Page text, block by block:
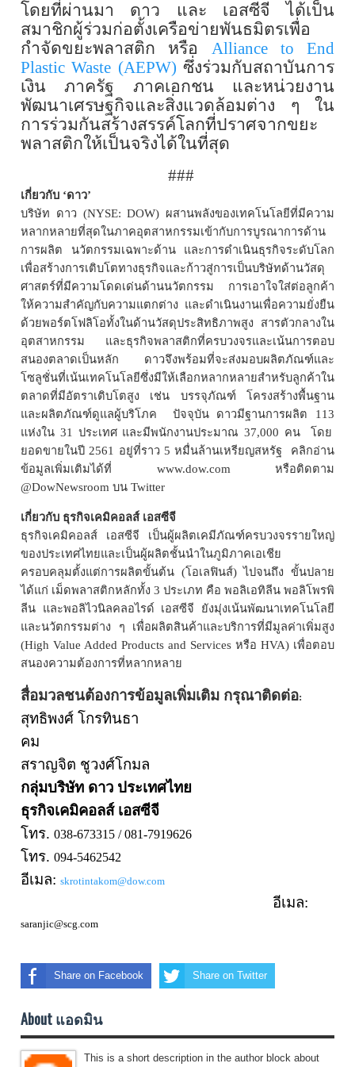
โดยที่ผ่านมา ดาว และ เอสซีจี ได้เป็น
สมาชิกผู้ร่วมก่อตั้งเครือข่ายพันธมิตรเพื่อ
กำจัดขยะพลาสติก หรือ Alliance to End
Plastic Waste (AEPW) ซึ่งร่วมกับสถาบันการ
เงิน ภาครัฐ ภาคเอกชน และหน่วยงาน
พัฒนาเศรษฐกิจและสิ่งแวดล้อมต่าง ๆ ใน
การร่วมกันสร้างสรรค์โลกที่ปราศจากขยะ
พลาสติกให้เป็นจริงได้ในที่สุด
###
เกี่ยวกับ ‘ดาว’
บริษัท ดาว (NYSE: DOW) ผสานพลังของเทคโนโลยีที่มีความ
หลากหลายที่สุดในภาคอุตสาหกรรมเข้ากับการบูรณาการด้าน
การผลิต นวัตกรรมเฉพาะด้าน และการดำเนินธุรกิจระดับโลก
เพื่อสร้างการเติบโตทางธุรกิจและก้าวสู่การเป็นบริษัทด้านวัสดุ
ศาสตร์ที่มีความโดดเด่นด้านนวัตกรรม การเอาใจใส่ต่อลูกค้า
ให้ความสำคัญกับความแตกต่าง และดำเนินงานเพื่อความยั่งยืน
ด้วยพอร์ตโฟลิโอทั้งในด้านวัสดุประสิทธิภาพสูง สารตัวกลางใน
อุตสาหกรรม และธุรกิจพลาสติกที่ครบวงจรและเน้นการตอบ
สนองตลาดเป็นหลัก ดาวจึงพร้อมที่จะส่งมอบผลิตภัณฑ์และ
โซลูชั่นที่เน้นเทคโนโลยีซึ่งมีให้เลือกหลากหลายสำหรับลูกค้าใน
ตลาดที่มีอัตราเติบโตสูง เช่น บรรจุภัณฑ์ โครงสร้างพื้นฐาน
และผลิตภัณฑ์ดูแลผู้บริโภค
ปัจจุบัน ดาวมีฐานการผลิต 113
แห่งใน 31 ประเทศ และมีพนักงานประมาณ 37,000 คน
โดย
ยอดขายในปี 2561 อยู่ที่ราว 5 หมื่นล้านเหรียญสหรัฐ
คลิกอ่าน
ข้อมูลเพิ่มเติมได้ที่ www.dow.com หรือติดตาม
@DowNewsroom บน Twitter
เกี่ยวกับ ธุรกิจเคมิคอลส์ เอสซีจี
ธุรกิจเคมิคอลส์ เอสซีจี เป็นผู้ผลิตเคมีภัณฑ์ครบวงจรรายใหญ่
ของประเทศไทยและเป็นผู้ผลิตชั้นนำในภูมิภาคเอเชีย
ครอบคลุมตั้งแต่การผลิตขั้นต้น (โอเลฟินส์)ไปจนถึง ขั้นปลาย
ได้แก่ เม็ดพลาสติกหลักทั้ง 3 ประเภท คือ พอลิเอทิลีน พอลิโพรพิ
ลีน และพอลิไวนิลคลอไรด์ เอสซีจี ยังมุ่งเน้นพัฒนาเทคโนโลยี
และนวัตกรรมต่าง ๆ เพื่อผลิตสินค้าและบริการที่มีมูลค่าเพิ่มสูง
(High Value Added Products and Services หรือ HVA) เพื่อตอบ
สนองความต้องการที่หลากหลาย
สื่อมวลชนต้องการข้อมูลเพิ่มเติม กรุณาติดต่อ:
สุทธิพงศ์ โกรทินธา
คม
สราญจิต ชูวงศ์โกมล
กลุ่มบริษัท ดาว ประเทศไทย
ธุรกิจเคมิคอลส์ เอสซีจี
โทร. 038-673315 / 081-7919626
โทร. 094-5462542
อีเมล: skrotintakom@dow.com
อีเมล:
saranjic@scg.com
Share on Facebook Share on Twitter
About แอดมิน
This is a short description in the author block about